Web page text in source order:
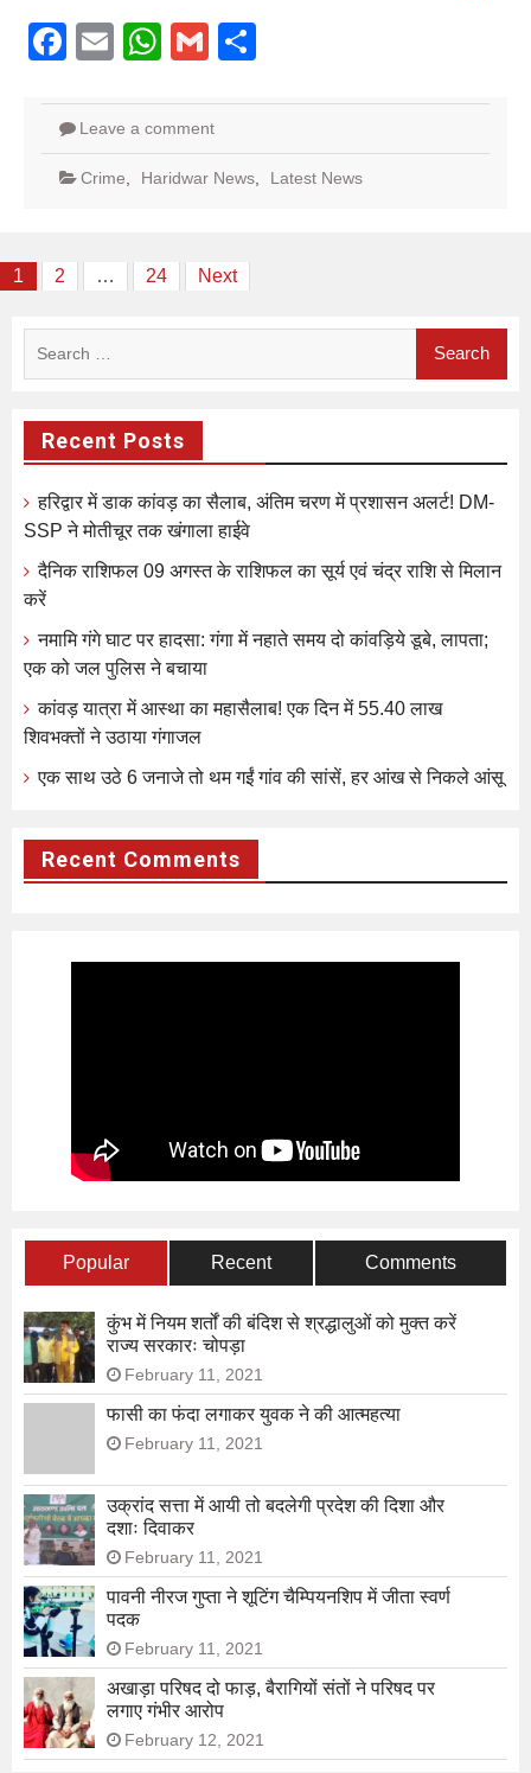
Facebook
EmailWhatsApp
Gmail
Leave a comment
Crime Haridwar News Latest News
Posts
1 2 … 24 Next
Recent Posts
हरिद्वार में डाक कांवड़ का सैलाब, अंतिम चरण में प्रशासन अलर्ट! DM-
SSP ने मोतीचूर तक खंगाला हाईवे
दैनिक राशिफल 09 अगस्त के राशिफल का सूर्य एवं चंद्र राशि से मिलान
करें
नमामि गंगे घाट पर हादसा: गंगा में नहाते समय दो कांवड़िये डूबे, लापता;
एक को जल पुलिस ने बचाया
कांवड़ यात्रा में आस्था का महासैलाब! एक दिन में 55.40 लाख
शिवभक्तों ने उठाया गंगाजल
एक साथ उठे 6 जनाजे तो थम गईं गांव की सांसें, हर आंख से निकले आंसू
Recent Comments
Popular Recent Comments
कुंभ में नियम शर्तों की बंदिश से श्रद्धालुओं को मुक्त करें
राज्य सरकारः चोपड़ा
February 11, 2021
फासी का फंदा लगाकर युवक ने की आत्महत्या
February 11, 2021
उक्रांद सत्ता में आयी तो बदलेगी प्रदेश की दिशा और
दशाः दिवाकर
February 11, 2021
पावनी नीरज गुप्ता ने शूटिंग चैम्पियनशिप में जीता स्वर्ण
पदक
February 11, 2021
अखाड़ा परिषद दो फाड़, बैरागियों संतों ने परिषद पर
लगाए गंभीर आरोप
February 12, 2021